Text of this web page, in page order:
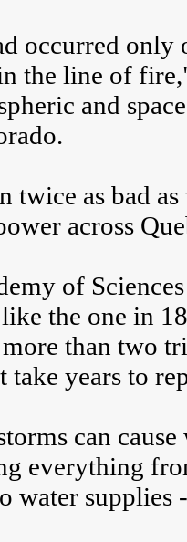
occurred only
the line of
and
twice as bad
across
of
the one in
than two
take years to
can
everything
water